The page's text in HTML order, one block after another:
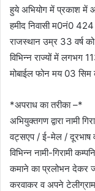
हुये अभियोग में प्रकाश में
हमीद निवासी म0नं0 424
राजस्थान उम्र 33 वर्ष
विभिन्न राज्यों में लगभग
मोबाईल फोन मय 03 सिम
*अपराध का तरीका –*
अभियुक्तगण द्वारा नामी
वट्सएप / ई-मेल / दूरभाष
विभिन्न नामी-गिरामी
कमाने का प्रलोभन देकर
करवाकर व अपने